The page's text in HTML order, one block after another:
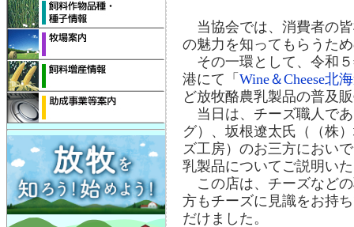
当協会では、消費者の
の魅力を知ってもらうた
その一環として、令和
港にて「 Wine＆Cheese北
ど放牧酪農乳製品の普及
当日は、チーズ職人で
グ）、坂根遼太氏（（株
ズ工房）のお三方におい
乳製品についてご説明い
この店は、チーズなど
方もチーズに見識をお持
だけました。